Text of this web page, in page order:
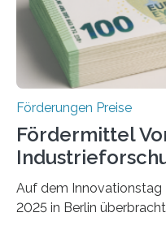
Förderungen Preise
Fördermittel
Auf dem Innovationstag
2025 in Berlin